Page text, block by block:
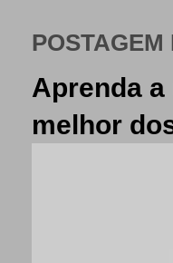
POSTAGEM
Aprenda
melhor